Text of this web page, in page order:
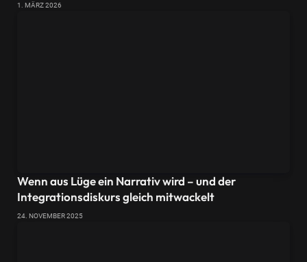
1. MÄRZ 2026
Wenn aus Lüge ein Narrativ wird – und der
Integrationsdiskurs gleich mitwackelt
24. NOVEMBER 2025